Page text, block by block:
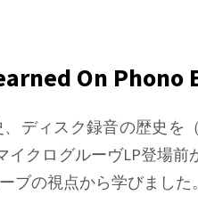
On Phono
、ディスク録音の歴史を
イクログルーヴLP登場
ブの視点から学びました。